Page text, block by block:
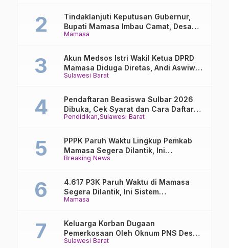
Mamasa
Tindaklanjuti Keputusan Gubernur,
Bupati Mamasa Imbau Camat, Desa
dan Lurah
Sulawesi Barat
Akun Medsos Istri Wakil Ketua DPRD
Mamasa Diduga Diretas, Andi Aswiwin
Buka Suara
Pendidikan Sulawesi Barat
Pendaftaran Beasiswa Sulbar 2026
Dibuka, Cek Syarat dan Cara Daftar
Online
Breaking News
PPPK Paruh Waktu Lingkup Pemkab
Mamasa Segera Dilantik, Ini
Jadwalnya!
Mamasa
4.617 P3K Paruh Waktu di Mamasa
Segera Dilantik, Ini Sistem
Penggajiannya!
Sulawesi Barat
Keluarga Korban Dugaan
Pemerkosaan Oleh Oknum PNS Desak
Transparansi Kejari Mamasa